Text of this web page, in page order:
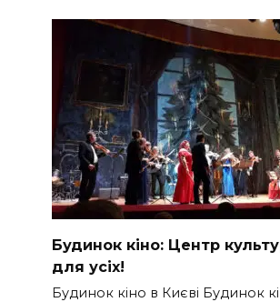
Будинок кіно: Центр
для усіх!
Будинок кіно в Києві Будинок